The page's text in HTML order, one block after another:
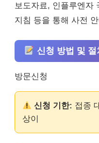
보도자료, 인플루엔자
지침 등을 통해 사전
신청 방법 및 절
방문신청
신청 기한: 접종
상이